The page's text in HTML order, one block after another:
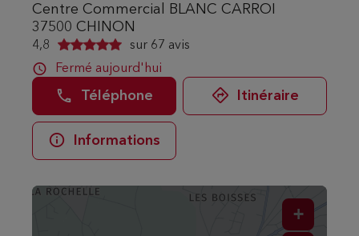
Centre Commercial BLANC CARROI
37500 CHINON
4,8 sur 67 avis
Fermé aujourd'hui
Téléphone Itinéraire
Informations
+